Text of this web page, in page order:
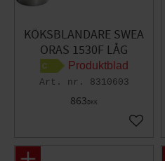
KÖKSBLANDARE SWEA
ORAS 1530F LÅG
Produktblad
8310603
863DKK
Gem